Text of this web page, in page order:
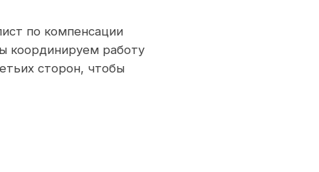
по компенсации
координируем работу
сторон, чтобы